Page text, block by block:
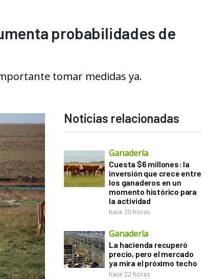
probabilidades de
tomar medidas ya.
Noticias relacionadas
Ganadería
Cuesta $6 millones: la
inversión que crece entre
los ganaderos en un
momento histórico para
la actividad
hace 20 horas
Ganadería
La hacienda recuperó
precio, pero el mercado
ya mira el próximo techo
hace 22 horas